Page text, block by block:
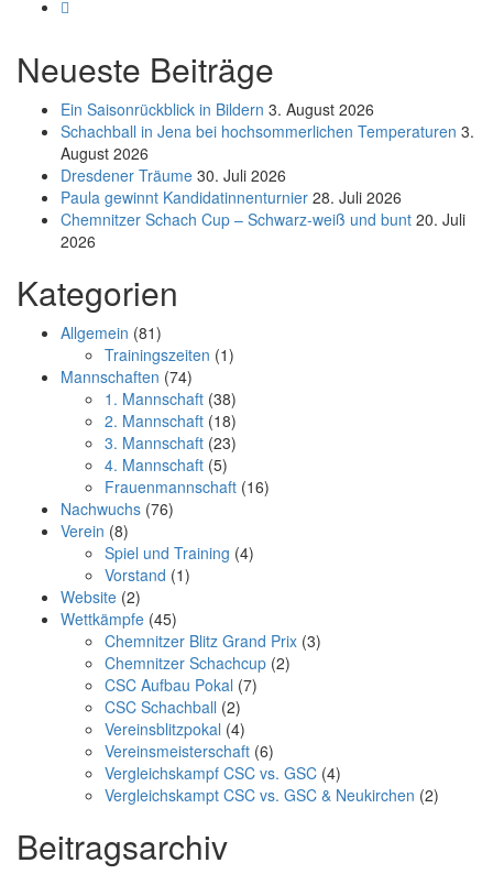
Neueste Beiträge
Ein Saisonrückblick in Bildern 3. August 2026
Schachball in Jena bei hochsommerlichen Temperaturen 3.
August 2026
Dresdener Träume 30. Juli 2026
Paula gewinnt Kandidatinnenturnier 28. Juli 2026
Chemnitzer Schach Cup – Schwarz-weiß und bunt 20. Juli
2026
Kategorien
Allgemein (81)
Trainingszeiten (1)
Mannschaften (74)
1. Mannschaft (38)
2. Mannschaft (18)
3. Mannschaft (23)
4. Mannschaft (5)
Frauenmannschaft (16)
Nachwuchs (76)
Verein (8)
Spiel und Training (4)
Vorstand (1)
Website (2)
Wettkämpfe (45)
Chemnitzer Blitz Grand Prix (3)
Chemnitzer Schachcup (2)
CSC Aufbau Pokal (7)
CSC Schachball (2)
Vereinsblitzpokal (4)
Vereinsmeisterschaft (6)
Vergleichskampf CSC vs. GSC (4)
Vergleichskampt CSC vs. GSC & Neukirchen (2)
Beitragsarchiv